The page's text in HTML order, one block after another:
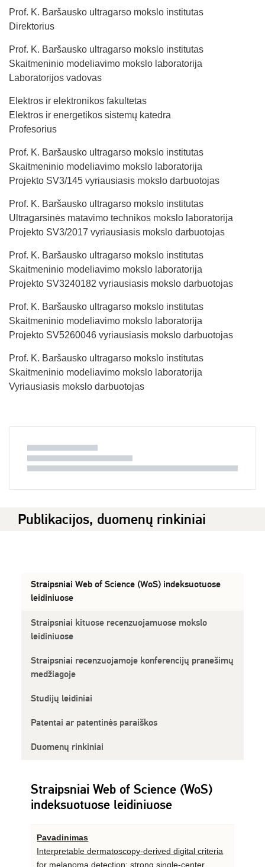
Prof. K. Baršausko ultragarso mokslo institutas
Direktorius
Prof. K. Baršausko ultragarso mokslo institutas
Skaitmeninio modeliavimo mokslo laboratorija
Laboratorijos vadovas
Elektros ir elektronikos fakultetas
Elektros ir energetikos sistemų katedra
Profesorius
Prof. K. Baršausko ultragarso mokslo institutas
Skaitmeninio modeliavimo mokslo laboratorija
Projekto SV3/145 vyriausiasis mokslo darbuotojas
Prof. K. Baršausko ultragarso mokslo institutas
Ultragarsinės matavimo technikos mokslo laboratorija
Projekto SV3/2017 vyriausiasis mokslo darbuotojas
Prof. K. Baršausko ultragarso mokslo institutas
Skaitmeninio modeliavimo mokslo laboratorija
Projekto SV3240182 vyriausiasis mokslo darbuotojas
Prof. K. Baršausko ultragarso mokslo institutas
Skaitmeninio modeliavimo mokslo laboratorija
Projekto SV5260046 vyriausiasis mokslo darbuotojas
Prof. K. Baršausko ultragarso mokslo institutas
Skaitmeninio modeliavimo mokslo laboratorija
Vyriausiasis mokslo darbuotojas
Publikacijos, duomenų rinkiniai
Straipsniai Web of Science (WoS) indeksuotuose
leidiniuose
Straipsniai kituose recenzuojamuose mokslo
leidiniuose
Straipsniai recenzuojamoje konferencijų pranešimų
medžiagoje
Studijų leidiniai
Patentai ar patentinės paraiškos
Duomenų rinkiniai
Straipsniai Web of Science (WoS)
indeksuotuose leidiniuose
Pavadinimas
Interpretable dermatoscopy-derived digital criteria
for melanoma detection: strong single-center